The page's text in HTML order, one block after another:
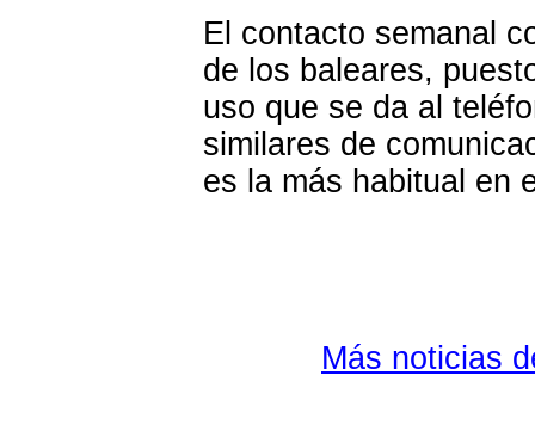
El contacto semanal
de los baleares,
uso que se da al
similares de
es la más habitual en
Más noticias